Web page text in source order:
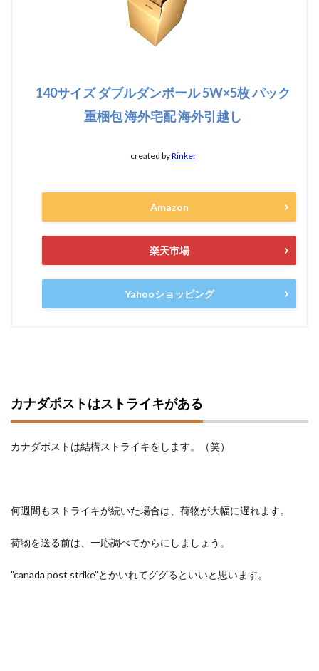
140サイズ ダブルダンボール 5W×5枚 パック
重梱包 海外宅配 海外引越し
created byRinker
Amazon
楽天市場
Yahooショッピング
カナダポストはストライキがある
カナダポストは結構ストライキをします。（笑）
何週間もストライキが続いた場合は、荷物が大幅に遅れます。
荷物を送る前は、一応調べてからにしましょう。
”canada post strike”とかいれてググるといいと思います。